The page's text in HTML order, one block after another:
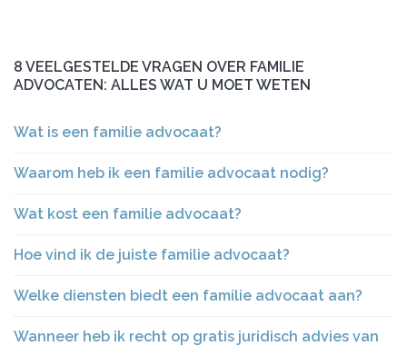
8 VEELGESTELDE VRAGEN OVER FAMILIE
ADVOCATEN: ALLES WAT U MOET WETEN
Wat is een familie advocaat?
Waarom heb ik een familie advocaat nodig?
Wat kost een familie advocaat?
Hoe vind ik de juiste familie advocaat?
Welke diensten biedt een familie advocaat aan?
Wanneer heb ik recht op gratis juridisch advies van